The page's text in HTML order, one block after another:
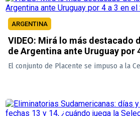
ARGENTINA
VIDEO: Mirá lo más destacado
de Argentina ante Uruguay por
El conjunto de Placente se impuso a la